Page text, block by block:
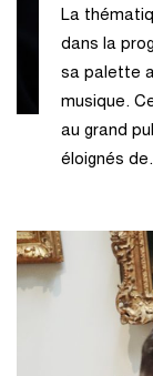
La
dans la
sa palette
musique.
au grand
éloignés